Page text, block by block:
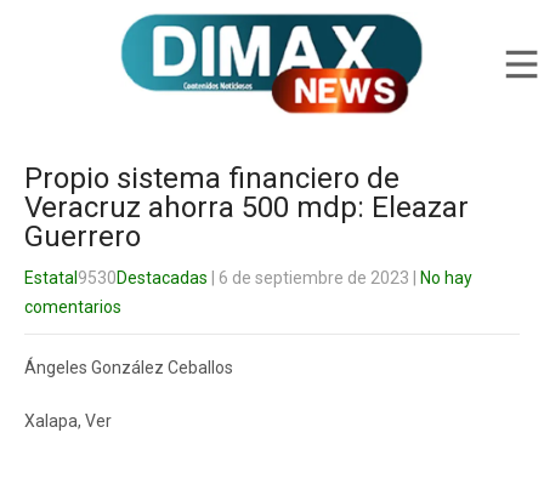
Propio sistema financiero de
Veracruz ahorra 500 mdp: Eleazar
Guerrero
Estatal 9530Destacadas | 6 de septiembre de 2023
No hay
comentarios
Ángeles González Ceballos
Xalapa, Ver